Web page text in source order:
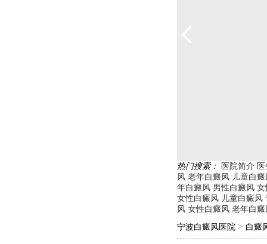
热门搜索： 医院简介
风 老年白癜风 儿童白癜
年白癜风 男性白癜风 女
女性白癜风 儿童白癜风
风 女性白癜风 老年白癜
宁波白癜风医院 > 白癜